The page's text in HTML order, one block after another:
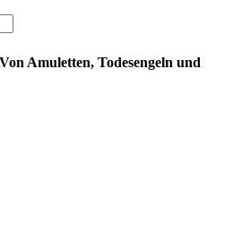
Amuletten, Todesengeln und